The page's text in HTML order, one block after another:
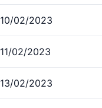
10/02/2023
11/02/2023
13/02/2023